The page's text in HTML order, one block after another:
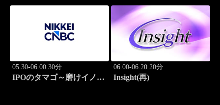
05:30-06:00 30分
IPOのタマゴ～磨けイノベ
06:00-06:20 20分
Insight(再)